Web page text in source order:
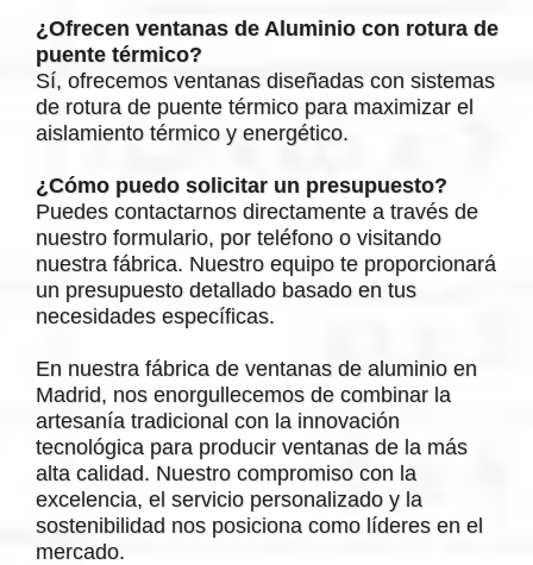
¿Ofrecen ventanas de Aluminio con rotura de
puente térmico?
Sí, ofrecemos ventanas diseñadas con sistemas
de rotura de puente térmico para maximizar el
aislamiento térmico y energético.
¿Cómo puedo solicitar un presupuesto?
Puedes contactarnos directamente a través de
nuestro formulario, por teléfono o visitando
nuestra fábrica. Nuestro equipo te proporcionará
un presupuesto detallado basado en tus
necesidades específicas.
En nuestra fábrica de ventanas de aluminio en
Madrid, nos enorgullecemos de combinar la
artesanía tradicional con la innovación
tecnológica para producir ventanas de la más
alta calidad. Nuestro compromiso con la
excelencia, el servicio personalizado y la
sostenibilidad nos posiciona como líderes en el
mercado.